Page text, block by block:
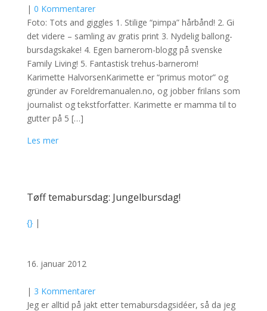
| 0 Kommentarer
Foto: Tots and giggles 1. Stilige “pimpa” hårbånd! 2. Gi
det videre – samling av gratis print 3. Nydelig ballong-
bursdagskake! 4. Egen barnerom-blogg på svenske
Family Living! 5. Fantastisk trehus-barnerom!
Karimette HalvorsenKarimette er “primus motor” og
gründer av Foreldremanualen.no, og jobber frilans som
journalist og tekstforfatter. Karimette er mamma til to
gutter på 5 […]
Les mer
Tøff temabursdag: Jungelbursdag!
{}|
16. januar 2012
| 3 Kommentarer
Jeg er alltid på jakt etter temabursdagsidéer, så da jeg